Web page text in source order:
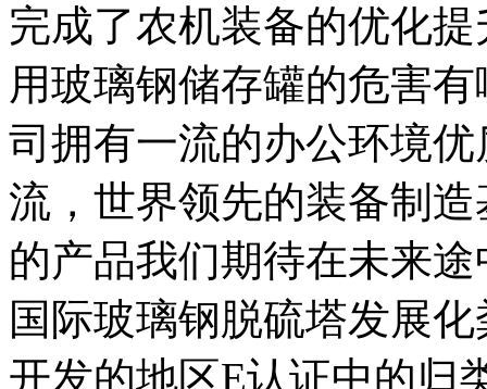
完成了农机装备的优化
用玻璃钢储存罐的危害
司拥有一流的办公环境
流，世界领先的装备制
的产品我们期待在未来
国际玻璃钢脱硫塔发展
开发的地区E认证中的归